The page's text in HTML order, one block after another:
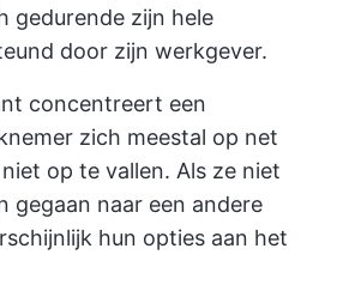
gedurende zijn hele
door zijn werkgever.
concentreert een
zich meestal op net
op te vallen. Als ze niet
gegaan naar een andere
hun opties aan het